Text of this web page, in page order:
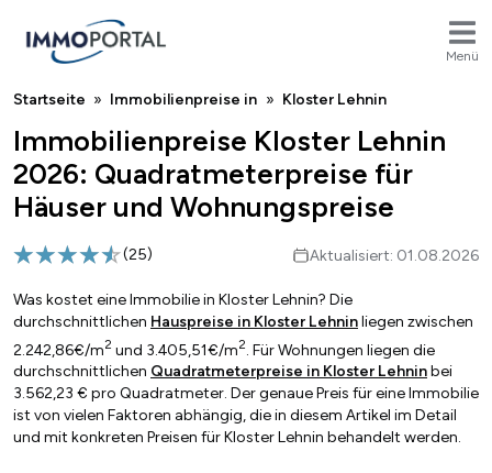
Menü
Breadcrumb
Startseite Immobilienpreise in Kloster Lehnin
Immobilienpreise Kloster Lehnin
2026: Quadratmeterpreise für
Häuser und Wohnungspreise
(25) Aktualisiert: 01.08.2026
Was kostet eine Immobilie in Kloster Lehnin? Die
durchschnittlichen Hauspreise in Kloster Lehninliegen zwischen
2.242,86€/m2 und 3.405,51€/m2. Für Wohnungen liegen die
durchschnittlichen Quadratmeterpreise in Kloster Lehninbei
3.562,23 € pro Quadratmeter. Der genaue Preis für eine Immobilie
ist von vielen Faktoren abhängig, die in diesem Artikel im Detail
und mit konkreten Preisen für Kloster Lehnin behandelt werden.